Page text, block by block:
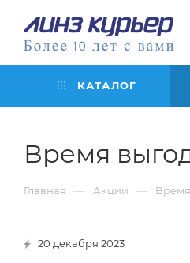
КАТАЛОГ
Время
Главная — Акции —
20 декабря 2023